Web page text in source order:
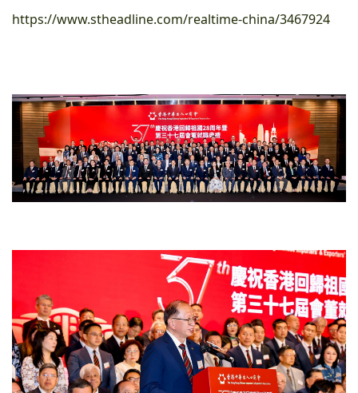
https://www.stheadline.com/realtime-china/3467924